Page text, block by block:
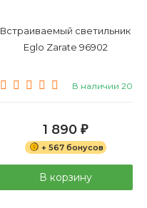
Встраиваемый светильник
Eglo Zarate 96902
В наличии 20
1 890 ₽
+ 567 бонусов
В корзину